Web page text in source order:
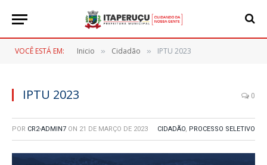
VOCÊ ESTÁ EM: Inicio » Cidadão » IPTU 2023
IPTU 2023 0
POR CR2-ADMIN7 ON 21 DE MARÇO DE 2023 CIDADÃO, PROCESSO SELETIVO